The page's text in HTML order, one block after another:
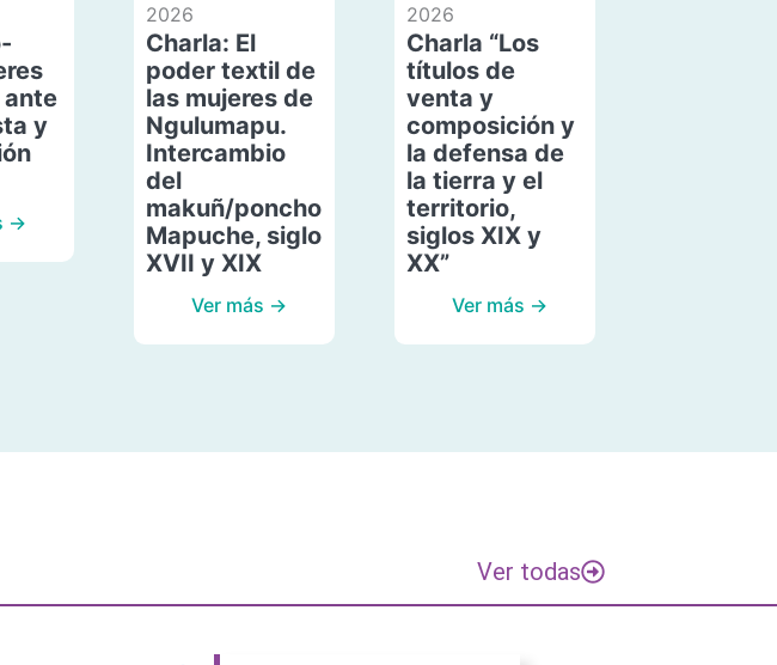
ante
y
→
2026
Charla: El
poder textil de
las mujeres de
Ngulumapu.
Intercambio
del
makuñ/poncho
Mapuche, siglo
XVII y XIX
Ver más →
2026
Charla “Los
títulos de
venta y
composición y
la defensa de
la tierra y el
territorio,
siglos XIX y
XX”
Ver más →
Ver todas